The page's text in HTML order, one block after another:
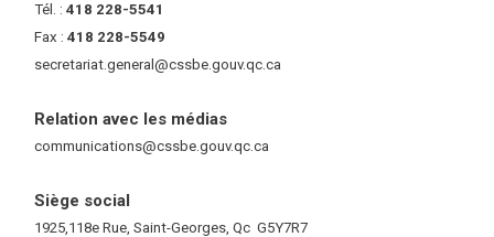
Tél. :418 228-5541
Fax :418 228-5549
secretariat.general@cssbe.gouv.qc.ca
Relation avec les médias
communications@cssbe.gouv.qc.ca
Siège social
1925,118e Rue, Saint-Georges, Qc G5Y7R7